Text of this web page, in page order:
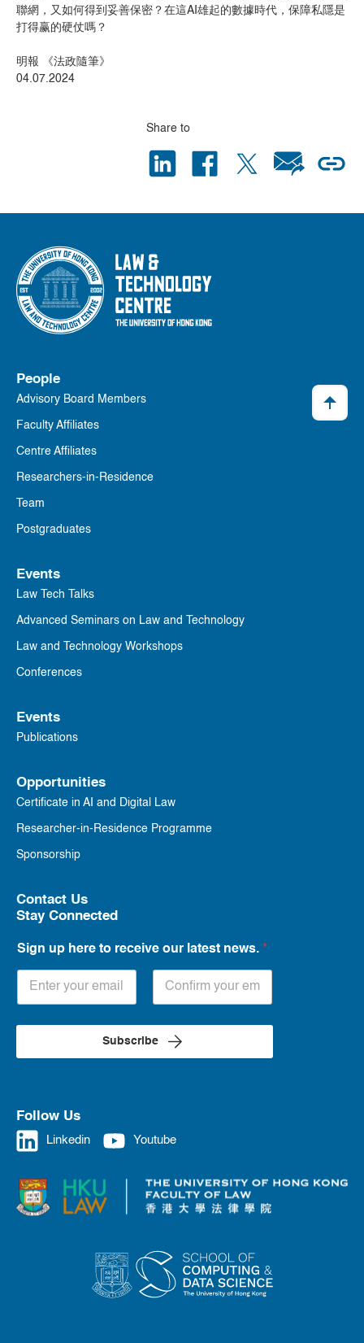
聯網，又如何得到妥善保密？在這AI雄起的數據時代，保障私隱是
打得赢的硬仗嗎？
明報 《法政隨筆》
04.07.2024
Share to
People
Advisory Board Members
Faculty Affiliates
Centre Affiliates
Researchers-in-Residence
Team
Postgraduates
Events
Law Tech Talks
Advanced Seminars on Law and Technology
Law and Technology Workshops
Conferences
Events
Publications
Opportunities
Certificate in AI and Digital Law
Researcher-in-Residence Programme
Sponsorship
Contact Us
Stay Connected
Sign up here to receive our latest news. *
Subscribe
Follow Us
Linkedin Youtube